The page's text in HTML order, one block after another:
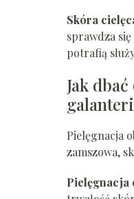
Skóra
sprawdza
potrafią
Jak
Pielęgnacja
zamszowa,
Pielęgnacja